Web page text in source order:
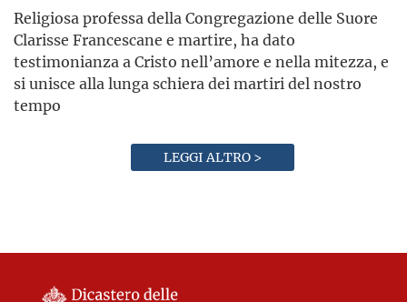
Religiosa professa della Congregazione delle Suore
Clarisse Francescane e martire, ha dato
testimonianza a Cristo nell’amore e nella mitezza, e
si unisce alla lunga schiera dei martiri del nostro
tempo
LEGGI ALTRO >